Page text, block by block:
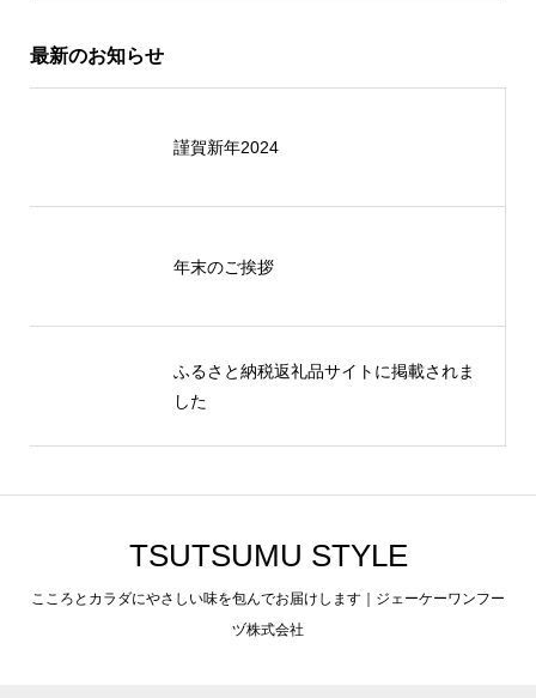
最新のお知らせ
謹賀新年2024
年末のご挨拶
ふるさと納税返礼品サイトに掲載されま
した
TSUTSUMU STYLE
こころとカラダにやさしい味を包んでお届けします｜ジェーケーワンフー
ヅ株式会社